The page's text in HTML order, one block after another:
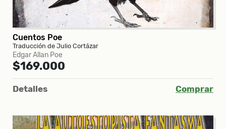
Cuentos Poe
Traducción de Julio Cortázar
Edgar Allan Poe
$169.000
Detalles Comprar